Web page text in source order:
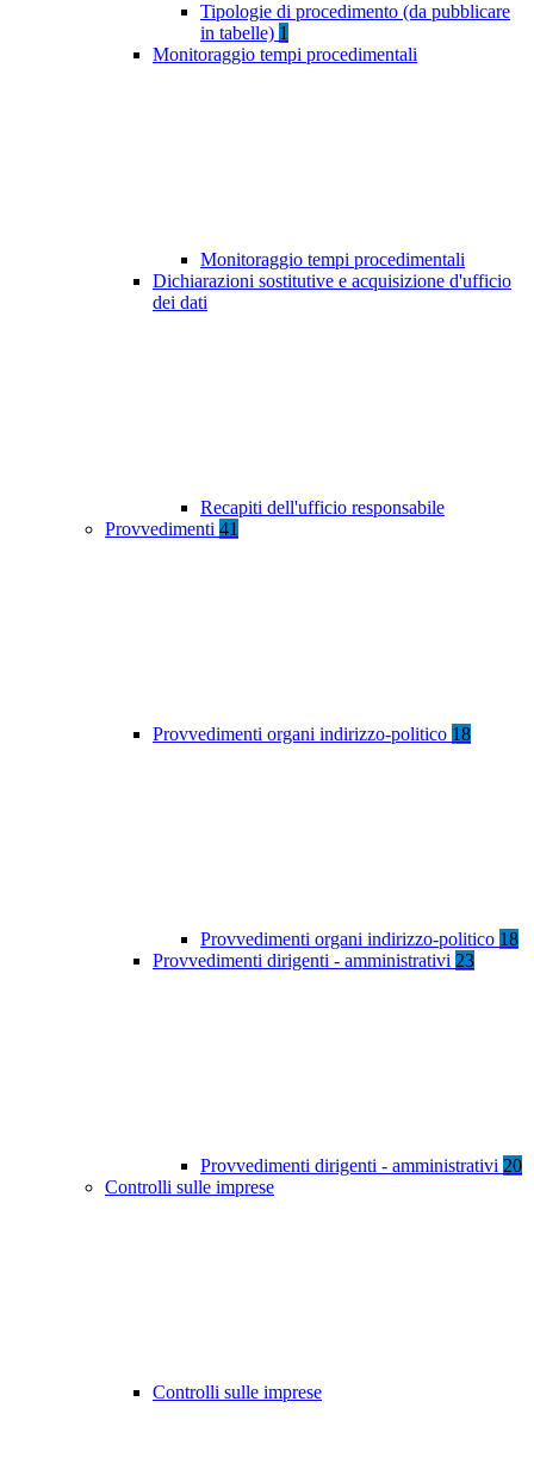
Tipologie di procedimento (da pubblicare
in tabelle) 1
Monitoraggio tempi procedimentali
Monitoraggio tempi procedimentali
Dichiarazioni sostitutive e acquisizione d'ufficio
dei dati
Recapiti dell'ufficio responsabile
Provvedimenti 41
Provvedimenti organi indirizzo-politico 18
Provvedimenti organi indirizzo-politico 18
Provvedimenti dirigenti - amministrativi 23
Provvedimenti dirigenti - amministrativi 20
Controlli sulle imprese
Controlli sulle imprese